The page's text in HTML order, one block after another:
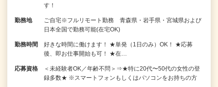
す！
勤務地
ご自宅※フルリモート勤務 青森県・岩手県・宮城県および
日本全国で勤務可能(在宅OK)
勤務時間
好きな時間に働けます！ ★単発（1日のみ）OK！ ★応募
後、即お仕事開始も可！ ★在…
応募資格
＜未経験者OK／年齢不問＞⇒★特に20代〜50代の女性の登
録多数★ ※スマートフォンもしくはパソコンをお持ちの方